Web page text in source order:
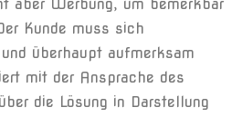
aber Werbung, um bemerkbar
Kunde muss sich
überhaupt aufmerksam
mit der Ansprache des
die Lösung in Darstellung